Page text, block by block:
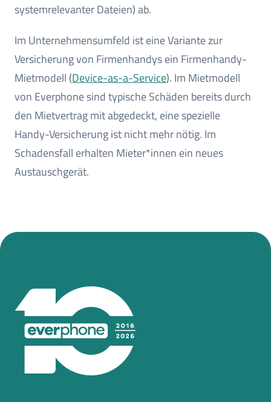
systemrelevanter Dateien) ab.
Im Unternehmensumfeld ist eine Variante zur
Versicherung von Firmenhandys ein Firmenhandy-
Mietmodell (Device-as-a-Service). Im Mietmodell
von Everphone sind typische Schäden bereits durch
den Mietvertrag mit abgedeckt, eine spezielle
Handy-Versicherung ist nicht mehr nötig. Im
Schadensfall erhalten Mieter*innen ein neues
Austauschgerät.